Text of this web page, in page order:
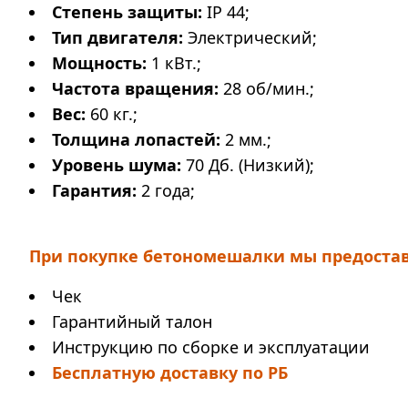
Степень защиты: IP 44;
Тип двигателя: Электрический;
Мощность: 1 кВт.;
Частота вращения: 28 об/мин.;
Вес: 60 кг.;
Толщина лопастей: 2 мм.;
Уровень шума: 70 Дб. (Низкий);
Гарантия: 2 года;
При покупке бетономешалки мы
Чек
Гарантийный талон
Инструкцию по сборке и эксплуатации
Бесплатную доставку по РБ